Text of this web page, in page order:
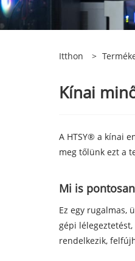
Itthon >
Kínai
A HTSY® a kínai
meg tőlünk ezt a
Mi is
Ez egy rugalmas,
gépi
rendelkezik,